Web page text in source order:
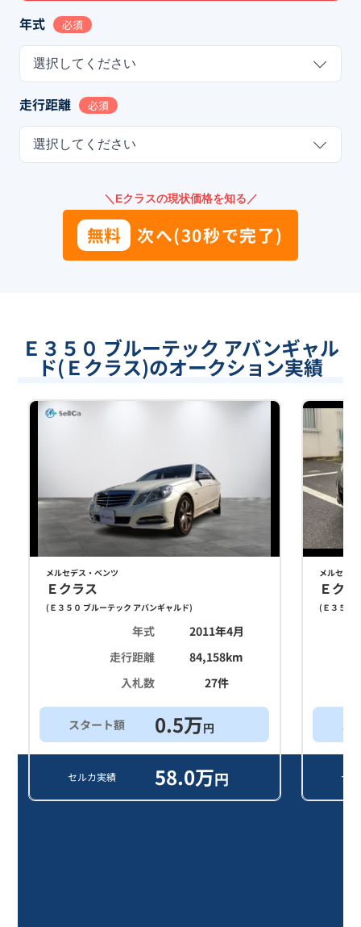
年式 必須
選択してください
走行距離 必須
選択してください
＼Eクラスの現状価格を知る／
無料 次へ(30秒で完了)
Ｅ３５０ ブルーテック アバンギャル
ド(Ｅクラス)のオークション実績
メルセデス・ベンツ
Ｅクラス
( Ｅ３５０ ブルーテック アバンギャルド)
年式
2011年4月
走行距離
84,158km
入札数
27件
スタート額 0.5万円
セルカ実績 58.0万円
メルセデ
Ｅク
( Ｅ３５０
セ